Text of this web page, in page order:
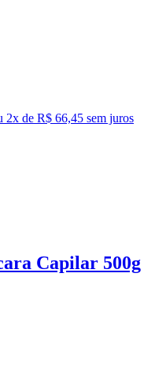
2x de R$ 66,45 sem juros
Capilar 500g